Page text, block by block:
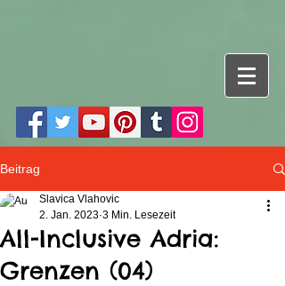
Beitrag
All-Inclusive Adria:
Grenzen (04)
Slavica Vlahovic
2. Jan. 2023 3 Min. Lesezeit